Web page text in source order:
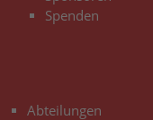
Spenden
Abteilungen